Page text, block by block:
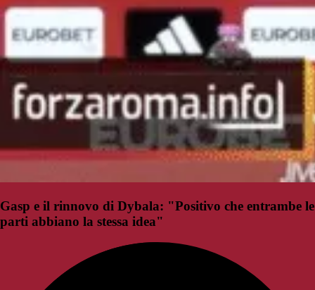
Gasp e il rinnovo di Dybala: "Positivo che entrambe le
parti abbiano la stessa idea"